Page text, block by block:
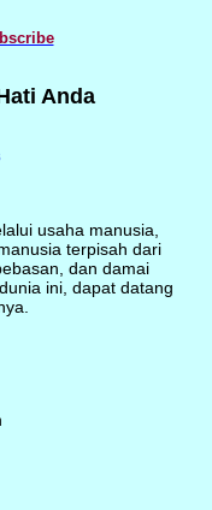
Anda
usaha manusia,
terpisah dari
dan damai
ini, dapat datang